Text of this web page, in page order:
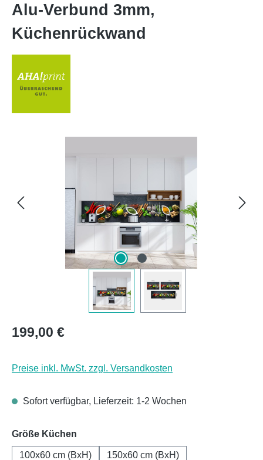
Alu-Verbund 3mm,
Küchenrückwand
Regulärer Preis:
199,00 €
Preise inkl. MwSt. zzgl. Versandkosten
Sofort verfügbar, Lieferzeit: 1-2 Wochen
Größe Küchen
100x60 cm (BxH)
150x60 cm (BxH)